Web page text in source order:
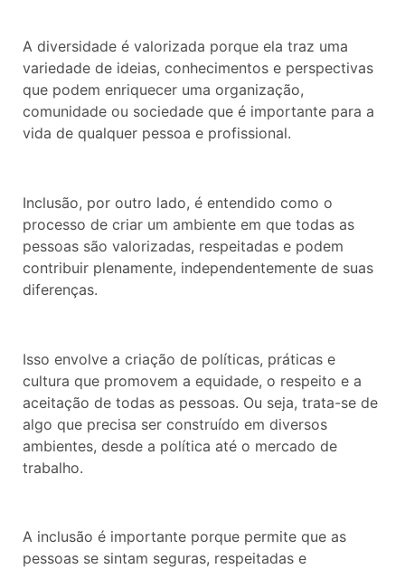
A diversidade é valorizada porque ela traz uma
variedade de ideias, conhecimentos e perspectivas
que podem enriquecer uma organização,
comunidade ou sociedade que é importante para a
vida de qualquer pessoa e profissional.
Inclusão, por outro lado, é entendido como o
processo de criar um ambiente em que todas as
pessoas são valorizadas, respeitadas e podem
contribuir plenamente, independentemente de suas
diferenças.
Isso envolve a criação de políticas, práticas e
cultura que promovem a equidade, o respeito e a
aceitação de todas as pessoas. Ou seja, trata-se de
algo que precisa ser construído em diversos
ambientes, desde a política até o mercado de
trabalho.
A inclusão é importante porque permite que as
pessoas se sintam seguras, respeitadas e